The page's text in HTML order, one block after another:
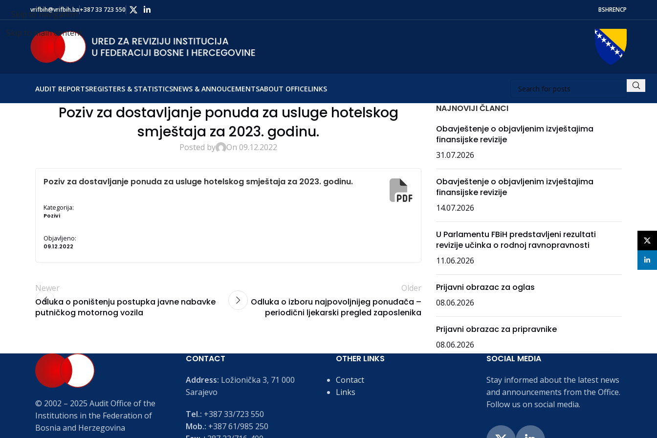
Skip to navigation
Skip to main content
vrifbih@vrifbih.ba+387 33 723 550 BSHRENСР
AUDIT REPORTSREGISTERS & STATISTICSNEWS & ANNOUCEMENTSABOUT OFFICELINKS
Poziv za dostavljanje ponuda za usluge hotelskog
smještaja za 2023. godinu.
Posted by On 09.12.2022
Poziv za dostavljanje ponuda za usluge hotelskog smještaja za 2023. godinu.
Kategorija:
Pozivi
Objavljeno:
09.12.2022
Newer
Odluka o poništenju postupka javne nabavke
putničkog motornog vozila
Older
Odluka o izboru najpovoljnijeg ponuđača –
periodični ljekarski pregled zaposlenika
NAJNOVIJI ČLANCI
Obavještenje o objavljenim izvještajima
finansijske revizije
31.07.2026
Obavještenje o objavljenim izvještajima
finansijske revizije
14.07.2026
U Parlamentu FBiH predstavljeni rezultati
revizije učinka o rodnoj ravnopravnosti
11.06.2026
Prijavni obrazac za oglas
08.06.2026
Prijavni obrazac za pripravnike
08.06.2026
© 2002 – 2025 Audit Office of the
Institutions in the Federation of
Bosnia and Herzegovina
CONTACT
Address: Ložionička 3, 71 000
Sarajevo
Tel.: +387 33/723 550
Mob.: +387 61/985 250
OTHER LINKS
Contact
Links
SOCIAL MEDIA
Stay informed about the latest news
and announcements from the Office.
Follow us on social media.